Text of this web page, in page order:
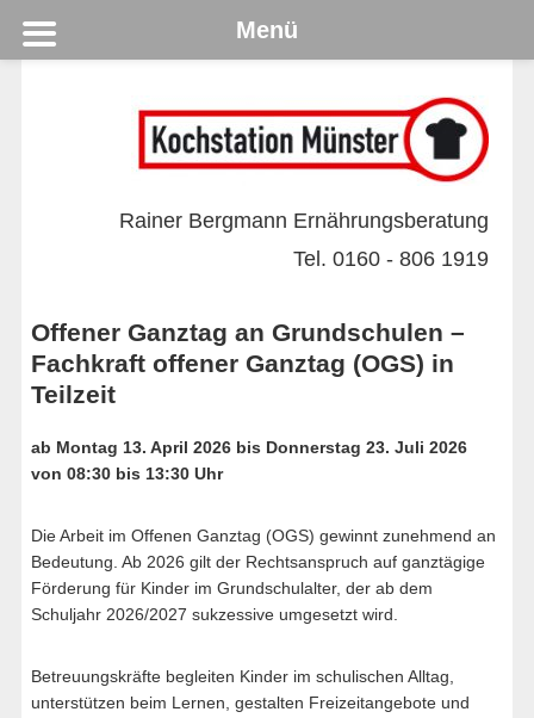
Rainer Bergmann Ernährungsberatung
Tel. 0160 - 806 1919
Offener Ganztag an Grundschulen –
Fachkraft offener Ganztag (OGS) in
Teilzeit
ab Montag 13. April 2026 bis Donnerstag 23. Juli 2026
von 08:30 bis 13:30 Uhr
Die Arbeit im Offenen Ganztag (OGS) gewinnt zunehmend an
Bedeutung. Ab 2026 gilt der Rechtsanspruch auf ganztägige
Förderung für Kinder im Grundschulalter, der ab dem
Schuljahr 2026/2027 sukzessive umgesetzt wird.
Betreuungskräfte begleiten Kinder im schulischen Alltag,
unterstützen beim Lernen, gestalten Freizeitangebote und
Menü